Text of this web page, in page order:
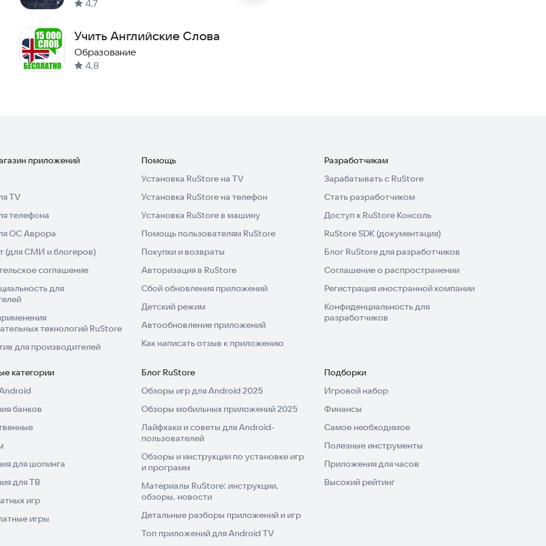
интерфейс делают процесс обучения простым и
успеваемости, чтобы вы могли четко
вы получите практику, анализ и интересную
содержит:
4,7
Учить Английские Слова
Образование
4,8
приложений
TV
телефона
ОС Аврора
(для СМИ и блогеров)
соглашение
для
технологий RuStore
для производителей
Помощь
Установка RuStore на TV
Установка RuStore на телефон
Установка RuStore в машину
Помощь пользователям RuStore
Покупки и возвраты
Авторизация в RuStore
Сбой обновления приложений
Детский режим
Автообновление приложений
Как написать отзыв к приложению
Разработчикам
Зарабатывать с RuStore
Стать разработчиком
Доступ к RuStore Консоль
RuStore SDK (документация)
Блог RuStore для разработчиков
Соглашение о распространении
Регистрация иностранной компании
Конфиденциальность для
разработчиков
категории
банков
для шопинга
для ТВ
игр
игры
Блог RuStore
Обзоры игр для Android 2025
Обзоры мобильных приложений 2025
Лайфхаки и советы для Android-
пользователей
Обзоры и инструкции по установке игр
и программ
Материалы RuStore: инструкции,
обзоры, новости
Детальные разборы приложений и игр
Топ приложений для Android TV
Подборки
Игровой набор
Финансы
Самое необходимое
Полезные инструменты
Приложения для часов
Высокий рейтинг